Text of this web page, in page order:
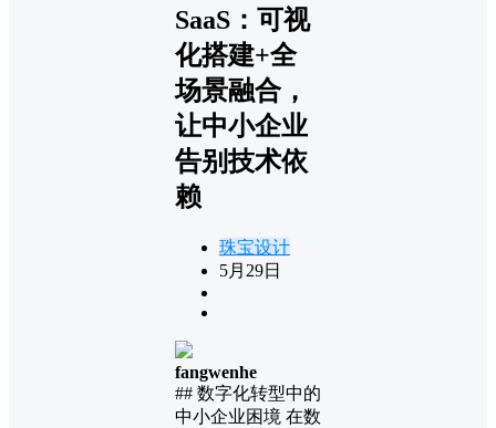
SaaS：可视
化搭建+全
场景融合，
让中小企业
告别技术依
赖
珠宝设计
5月29日
fangwenhe
## 数字化转型中的
中小企业困境 在数